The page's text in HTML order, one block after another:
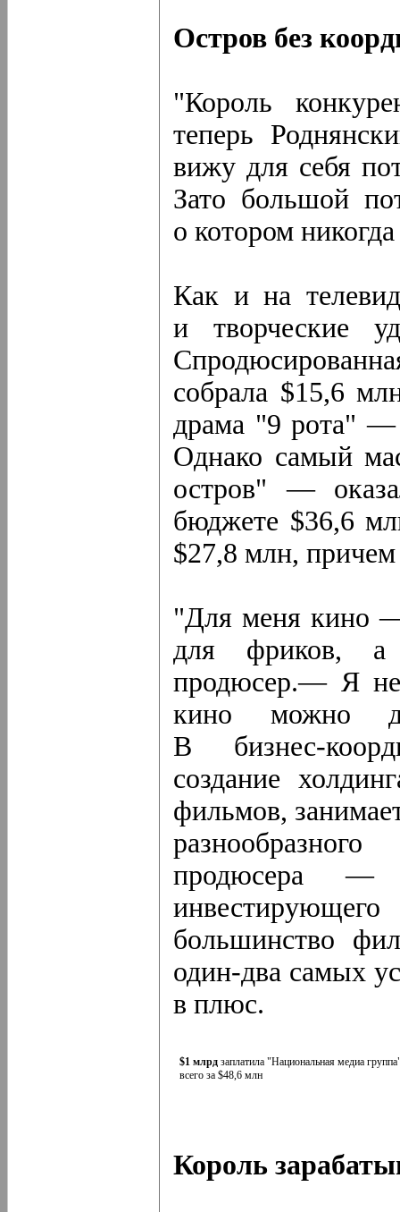
Остров без
"Король
теперь
вижу для себя
Зато большой
о котором
Как и на
и творческие
собрала $15,6
драма "9 рота" —
Однако самый
остров" —
бюджете $36,6
$27,8 млн,
"Для меня кино —
для фриков, а
продюсер.— Я не
кино можно
В бизнес-
создание
фильмов,
продюсера —
большинство
один-два самых
в плюс.
$1 млрд заплатила "Национальная медиа
всего за $48,6 млн
Король